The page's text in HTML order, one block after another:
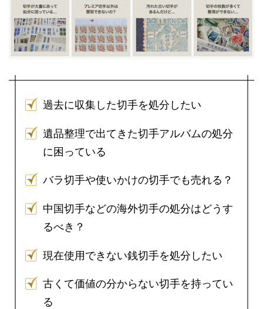
過去に収集した切手を処分したい
遺品整理で出てきた切手アルバムの処分
に困っている
バラ切手や使いかけの切手でも売れる？
中国切手などの海外切手の処分はどうす
るべき？
現在使用できない銭切手を処分したい
古くて価値の分からない切手を持ってい
る